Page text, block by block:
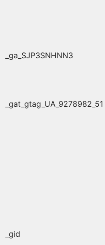
_ga_SJP3SNHNN3
_gat_gtag_UA_9278982_51
_gid